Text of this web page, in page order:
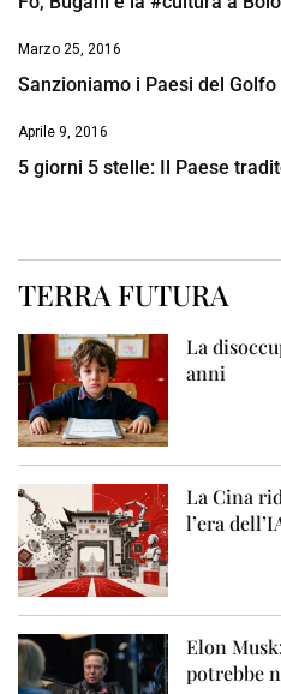
Marzo 25, 2016
Sanzioniamo i Paesi del Golfo
Aprile 9, 2016
5 giorni 5 stelle: Il Paese
TERRA FUTURA
La
anni
La Cina
l’era
Elon
potrebbe